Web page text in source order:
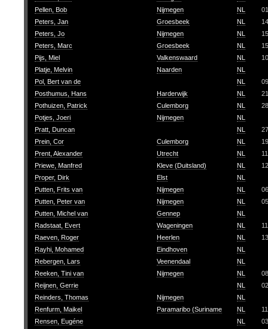
Pellen, Bob
Nijmegen NL
Peters, Jan
Groesbeek NL
Peters, Jo
Nijmegen NL
Peters, Marc
Groesbeek NL
Pijs, Miel
Valkenswaard NL
Platje, Melvin
Naarden
NL
Pol, Bert van de
NL
Posthumus, Hans
Harderwijk NL
Pothuizen, Patrick
Culemborg NL
Potjes, Joeri
Nijmegen
NL
Pratt, Duncan
NL
Prein, Cor
Culemborg NL
Prent, Alexander
Utrecht NL
Priewe, Manfred
Kleve (Duitsland) NL
Proper, Dirk
Elst
NL
Putten, Frits van
Nijmegen NL
Putten, Peter van
Nijmegen NL
Putten, Michel van
Gennep
NL
Radstaat, Evert
Wageningen NL
Raeven, Roger
Heerlen NL
Rayhi, Mohamed
Eindhoven
NL
Rebergen, Lars
Veenendaal
NL
Reeken, Tini van
Nijmegen NL
Reijnen, Gerrie
NL
Reinders, Thomas
Nijmegen
NL
Renfurm, Maikel
Paramaribo (Suriname NL
Rensen, Eugéne
NL